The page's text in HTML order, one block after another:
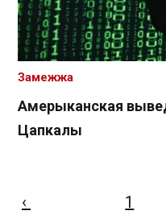
Амерыканская
Цапкалы
Замежжа
‹ 1